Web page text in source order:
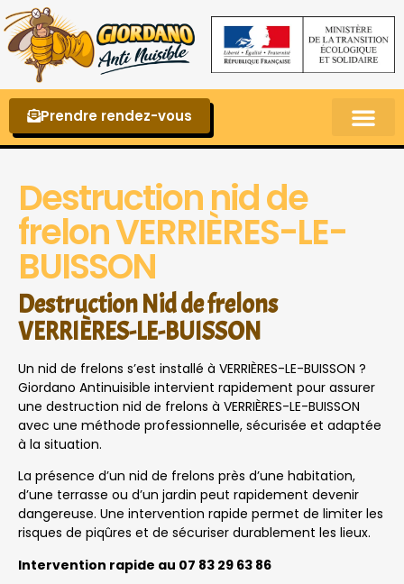
Prendre rendez-vous
Destruction nid de
frelon VERRIÈRES-LE-
BUISSON
Destruction Nid de frelons
VERRIÈRES-LE-BUISSON
Un nid de frelons s’est installé à VERRIÈRES-LE-BUISSON ?
Giordano Antinuisible intervient rapidement pour assurer
une destruction nid de frelons à VERRIÈRES-LE-BUISSON
avec une méthode professionnelle, sécurisée et adaptée
à la situation.
La présence d’un nid de frelons près d’une habitation,
d’une terrasse ou d’un jardin peut rapidement devenir
dangereuse. Une intervention rapide permet de limiter les
risques de piqûres et de sécuriser durablement les lieux.
Intervention rapide au 07 83 29 63 86